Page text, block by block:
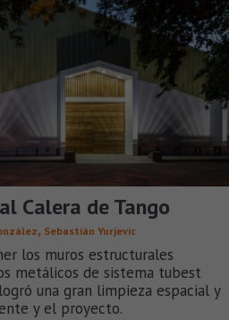
Calera de Tango
, Sebastián Yurjevic
los muros estructurales
metálicos de sistema tubest
una gran limpieza espacial y
y el proyecto.